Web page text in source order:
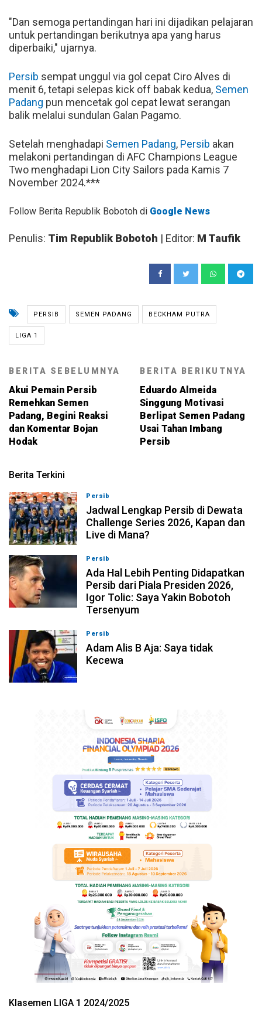
"Dan semoga pertandingan hari ini dijadikan pelajaran
untuk pertandingan berikutnya apa yang harus
diperbaiki," ujarnya.
Persib sempat unggul via gol cepat Ciro Alves di
menit 6, tetapi selepas kick off babak kedua, Semen
Padang pun mencetak gol cepat lewat serangan
balik melalui sundulan Galan Pagamo.
Setelah menghadapi Semen Padang, Persib akan
melakoni pertandingan di AFC Champions League
Two menghadapi Lion City Sailors pada Kamis 7
November 2024.***
Follow Berita Republik Bobotoh di Google News
Penulis: Tim Republik Bobotoh | Editor: M Taufik
PERSIB SEMEN PADANG BECKHAM PUTRA
LIGA 1
BERITA SEBELUMNYA
Akui Pemain Persib
Remehkan Semen
Padang, Begini Reaksi
dan Komentar Bojan
Hodak
BERITA BERIKUTNYA
Eduardo Almeida
Singgung Motivasi
Berlipat Semen Padang
Usai Tahan Imbang
Persib
Berita Terkini
Persib
Jadwal Lengkap Persib di Dewata
Challenge Series 2026, Kapan dan
Live di Mana?
Persib
Ada Hal Lebih Penting Didapatkan
Persib dari Piala Presiden 2026,
Igor Tolic: Saya Yakin Bobotoh
Tersenyum
Persib
Adam Alis B Aja: Saya tidak
Kecewa
Klasemen LIGA 1 2024/2025